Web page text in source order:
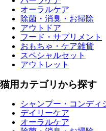
オーラルケア
除菌・消臭・お掃除
アウトドア
フード・サプリメント
おもちゃ・ケア雑貨
スペシャルセット
アウトレット
猫用カテゴリから探す
シャンプー・コンディ
デイリーケア
オーラルケア